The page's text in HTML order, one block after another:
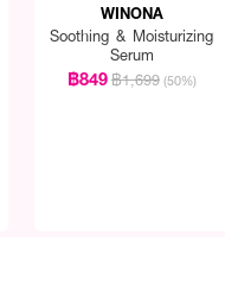
WINONA
Soothing & Moisturizing
Serum
฿849฿1,699 (50%)